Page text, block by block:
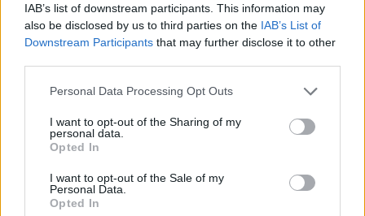
IAB’s list of downstream participants. This information may
also be disclosed by us to third parties on the IAB’s List of
Downstream Participants that may further disclose it to other
Please note that this website/app uses one or more Google
not limited to your visit or usage behaviour. You may click to
grant or deny consent to Google and its third-party tags to
use your data for below specified purposes in below Google
consent section.
Personal Data Processing Opt Outs
I want to opt-out of the Sharing of my
personal data.
Opted In
I want to opt-out of the Sale of my
Personal Data.
Opted In
Pénzzel korteskedni kifizetődő
A választások előtt a képviselőjelöltek kortes-
körutakra indultak, ahol bemutathatták saját
számos eszközt bevetettek a siker érdekében: a
kormánypárt tagjai gyakran a hivatalnokokat és
elöljárókat használták fel céljaik eléréséhez, a
jelölteket kísérő kortesek pedig egyszerűen lefizették
a szavazókat, olykor különböző újságokat és lapokat
nyomtattak ki a politikai nézeteik népszerűsítésére.
A történelmi dokumentumok szerint gyakoriak